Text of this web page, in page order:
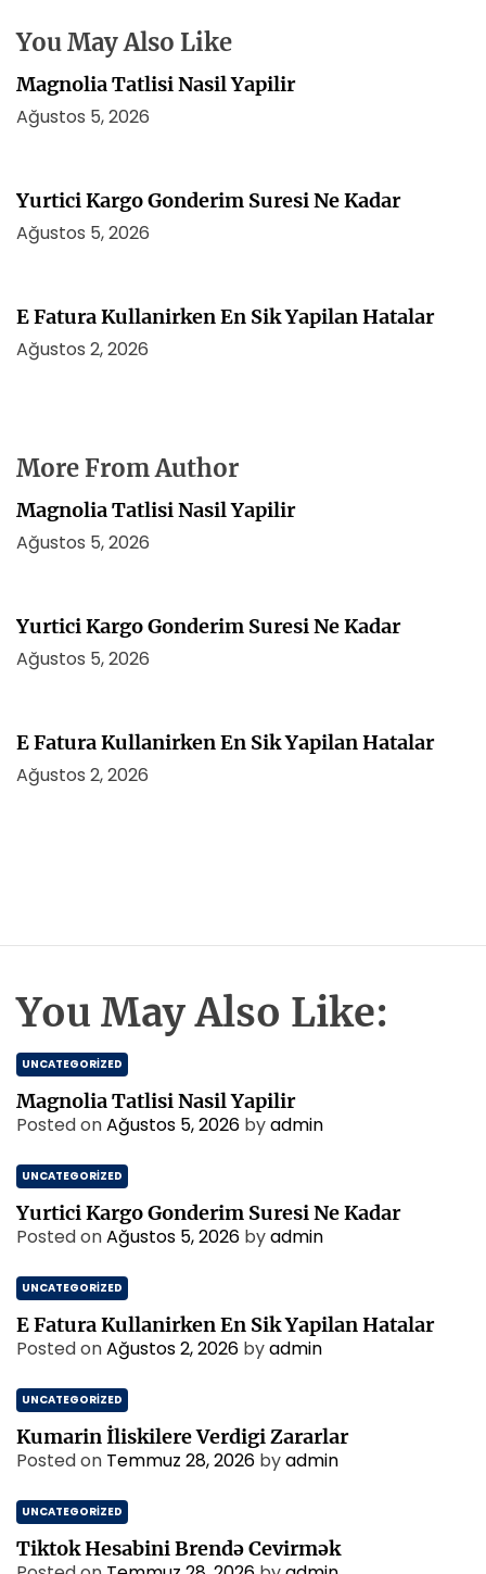
i
You May Also Like
Magnolia Tatlisi Nasil Yapilir
Ağustos 5, 2026
Yurtici Kargo Gonderim Suresi Ne Kadar
Ağustos 5, 2026
E Fatura Kullanirken En Sik Yapilan Hatalar
Ağustos 2, 2026
More From Author
Magnolia Tatlisi Nasil Yapilir
Ağustos 5, 2026
Yurtici Kargo Gonderim Suresi Ne Kadar
Ağustos 5, 2026
E Fatura Kullanirken En Sik Yapilan Hatalar
Ağustos 2, 2026
You May Also Like:
UNCATEGORIZED
Magnolia Tatlisi Nasil Yapilir
Posted onAğustos 5, 2026 byadmin
UNCATEGORIZED
Yurtici Kargo Gonderim Suresi Ne Kadar
Posted onAğustos 5, 2026 byadmin
UNCATEGORIZED
E Fatura Kullanirken En Sik Yapilan Hatalar
Posted onAğustos 2, 2026 byadmin
UNCATEGORIZED
Kumarin İliskilere Verdigi Zararlar
Posted on Temmuz 28, 2026 byadmin
UNCATEGORIZED
Tiktok Hesabini Brendə Cevirmək